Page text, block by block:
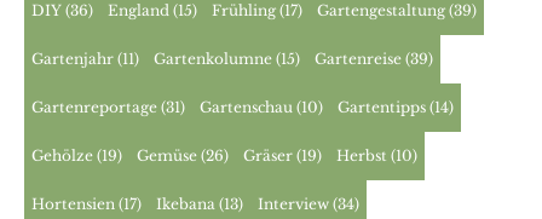
DIY (36) England (15) Frühling (17) Gartengestaltung (39)
Gartenjahr (11) Gartenkolumne (15) Gartenreise (39)
Gartenreportage (31) Gartenschau (10) Gartentipps (14)
Gehölze (19) Gemüse (26) Gräser (19) Herbst (10)
Hortensien (17) Ikebana (13) Interview (34)